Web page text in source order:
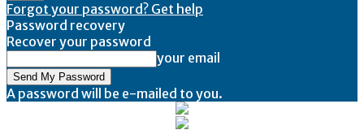
Forgot your password? Get help
Password recovery
Recover your password
your email
A password will be e-mailed to you.